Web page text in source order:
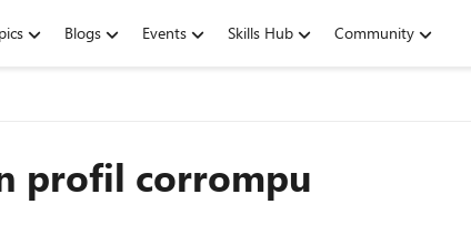
Blogs Events Skills Hub Community
profil corrompu